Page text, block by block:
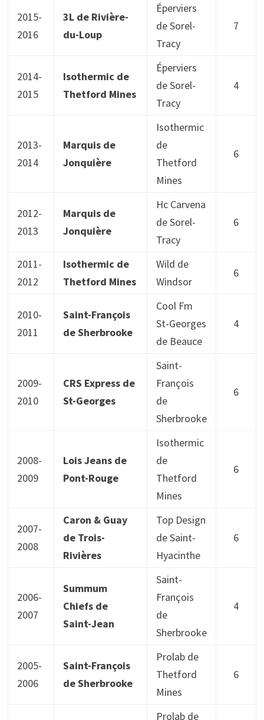
2015-
2016
3L de Rivière-
du-Loup
Éperviers
de Sorel-
Tracy
7
2014-
2015
Isothermic de
Thetford Mines
Éperviers
de Sorel-
Tracy
4
2013-
2014
Marquis de
Jonquière
Isothermic
de
Thetford
Mines
6
2012-
2013
Marquis de
Jonquière
Hc Carvena
de Sorel-
Tracy
6
2011-
2012
Isothermic de
Thetford Mines
Wild de
Windsor
6
2010-
2011
Saint-François
de Sherbrooke
Cool Fm
St-Georges
de Beauce
4
2009-
2010
CRS Express de
St-Georges
Saint-
François
de
Sherbrooke
6
2008-
2009
Lois Jeans de
Pont-Rouge
Isothermic
de
Thetford
Mines
6
2007-
2008
Caron & Guay
de Trois-
Rivières
Top Design
de Saint-
Hyacinthe
6
2006-
2007
Summum
Chiefs de
Saint-Jean
Saint-
François
de
Sherbrooke
4
2005-
2006
Saint-François
de Sherbrooke
Prolab de
Thetford
Mines
6
Prolab de